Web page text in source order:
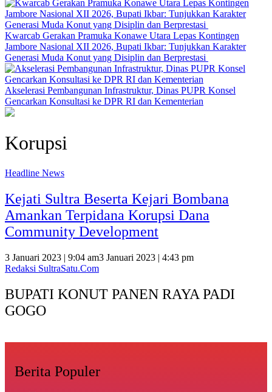
‎Kwarcab Gerakan Pramuka Konawe Utara Lepas Kontingen
Jambore Nasional XII 2026, Bupati Ikbar: Tunjukkan Karakter
Generasi Muda Konut yang Disiplin dan Berprestasi ‎
Akselerasi Pembangunan Infrastruktur, Dinas PUPR Konsel
Gencarkan Konsultasi ke DPR RI dan Kementerian
Korupsi
Headline News
Kejati Sultra Beserta Kejari Bombana
Amankan Terpidana Korupsi Dana
Community Development
3 Januari 2023 | 9:04 am3 Januari 2023 | 4:43 pm
Redaksi SultraSatu.Com
BUPATI KONUT PANEN RAYA PADI
GOGO
Berita Populer